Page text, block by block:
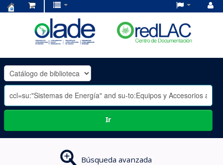
OLADE
-
Ir
Búsqueda avanzada